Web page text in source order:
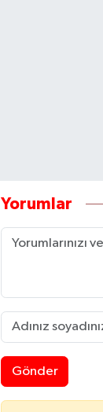
Yorumlar
Gönder